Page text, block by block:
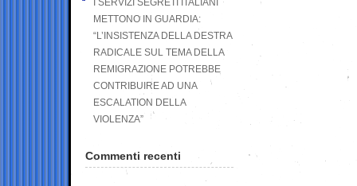
I SERVIZI SEGRETI ITALIANI
METTONO IN GUARDIA:
“L’INSISTENZA DELLA DESTRA
RADICALE SUL TEMA DELLA
REMIGRAZIONE POTREBBE
CONTRIBUIRE AD UNA
ESCALATION DELLA
VIOLENZA”
Commenti recenti